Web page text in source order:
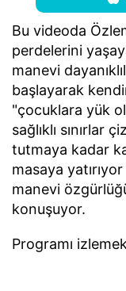
Bu videoda
perdelerini
manevi
başlayarak
"çocuklara yük
sağlıklı sınırlar
tutmaya kadar
masaya
manevi
konuşuyor.
Programı